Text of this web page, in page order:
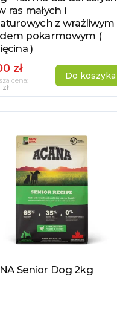
ras małych i
z wrażliwym
pokarmowym (
)
zł
cena: Do koszyka
produkt
Senior Dog 2kg